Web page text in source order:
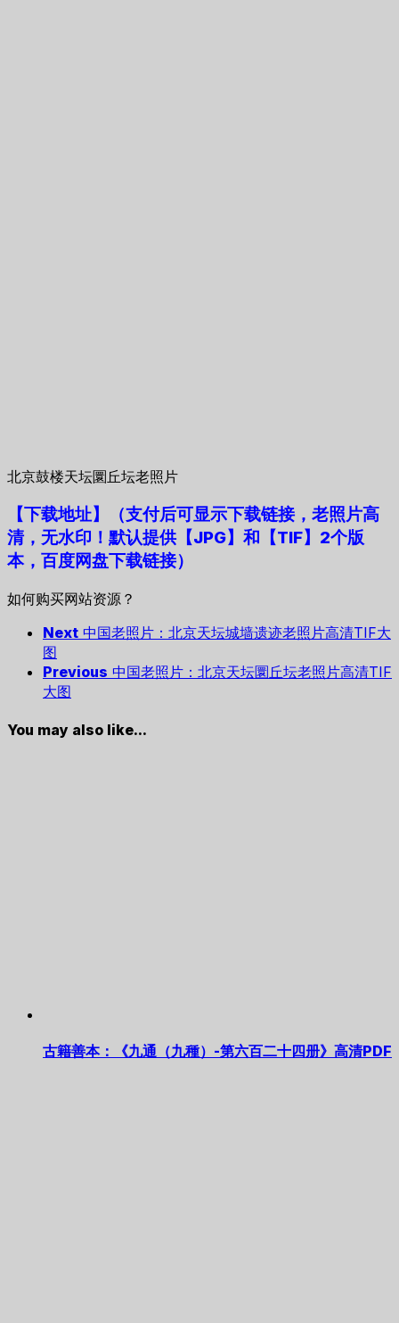
北京鼓楼天坛圜丘坛老照片
【下载地址】
（支付后可显示下载链接，老照片高
清，无水印！默认提供【JPG】和【TIF】2个版
本，百度网盘下载链接）
如何购买网站资源？
Next 中国老照片：北京天坛城墙遗迹老照片高清TIF大
图
Previous 中国老照片：北京天坛圜丘坛老照片高清TIF
大图
You may also like...
古籍善本：《九通（九種）-第六百二十四册》高清PDF